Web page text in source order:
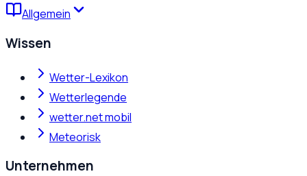
Allgemein
Wissen
Wetter-Lexikon
Wetterlegende
wetter.net mobil
Meteorisk
Unternehmen